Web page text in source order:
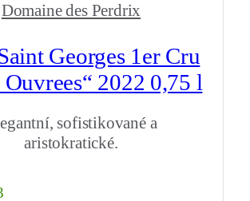
Domaine des Perdrix
Georges 1er Cru
Ouvrees“ 2022 0,75 l
sofistikované a
aristokratické.